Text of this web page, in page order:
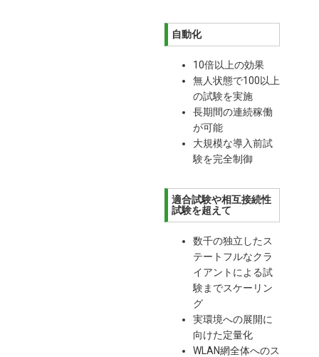
自動化
10倍以上の効果
無人状態で100以上
の試験を実施
長期間の連続稼働
が可能
大規模な導入前試
験を完全制御
適合試験や相互接続性
試験を超えて
数千の独立したス
テートフルなクラ
イアントによる試
験までスケーリン
グ
実環境への展開に
向けた定量化
WLAN網全体へのス